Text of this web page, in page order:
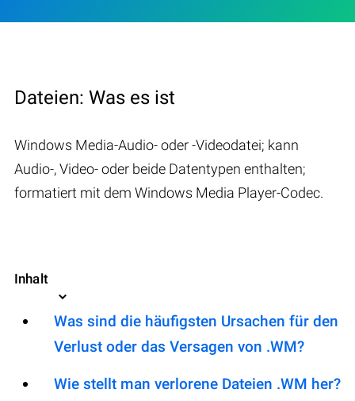
Dateien: Was es ist
Windows Media-Audio- oder -Videodatei; kann
Audio-, Video- oder beide Datentypen enthalten;
formatiert mit dem Windows Media Player-Codec.
Inhalt
Was sind die häufigsten Ursachen für den
Verlust oder das Versagen von .WM?
Wie stellt man verlorene Dateien .WM her?